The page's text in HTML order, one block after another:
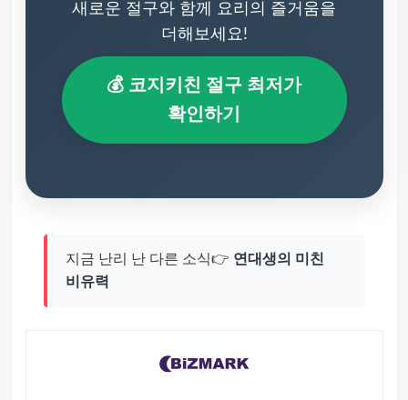
새로운 절구와 함께 요리의 즐거움을
더해보세요!
💰 코지키친 절구 최저가
확인하기
지금 난리 난 다른 소식👉 연대생의 미친
비유력